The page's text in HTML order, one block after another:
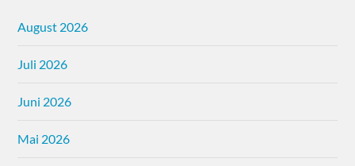
August 2026
Juli 2026
Juni 2026
Mai 2026